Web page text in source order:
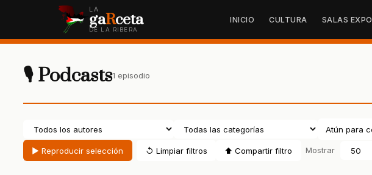
LA
gaRceta
DE LA RIBERA
INICIO CULTURA SALAS EXPO
🎙 Podcasts1 episodio
▶ Reproducir selección ↺ Limpiar filtros ⬆ Compartir filtro Mostrar